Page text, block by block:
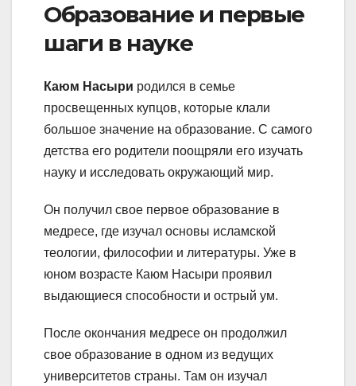
Образование и первые
шаги в науке
Каюм Насыри родился в семье
просвещенных купцов, которые клали
большое значение на образование. С самого
детства его родители поощряли его изучать
науку и исследовать окружающий мир.
Он получил свое первое образование в
медресе, где изучал основы исламской
теологии, философии и литературы. Уже в
юном возрасте Каюм Насыри проявил
выдающиеся способности и острый ум.
После окончания медресе он продолжил
свое образование в одном из ведущих
университетов страны. Там он изучал